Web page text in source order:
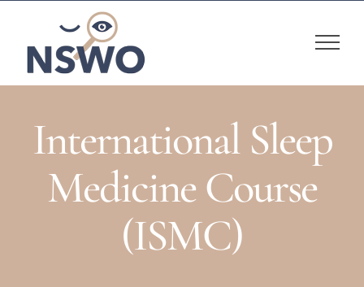
content
International Sleep
Medicine Course
(ISMC)